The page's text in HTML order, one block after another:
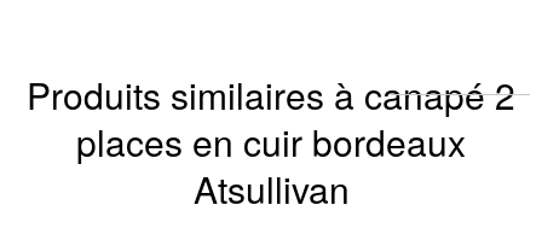
Produits similaires à canapé 2
places en cuir bordeaux
Atsullivan